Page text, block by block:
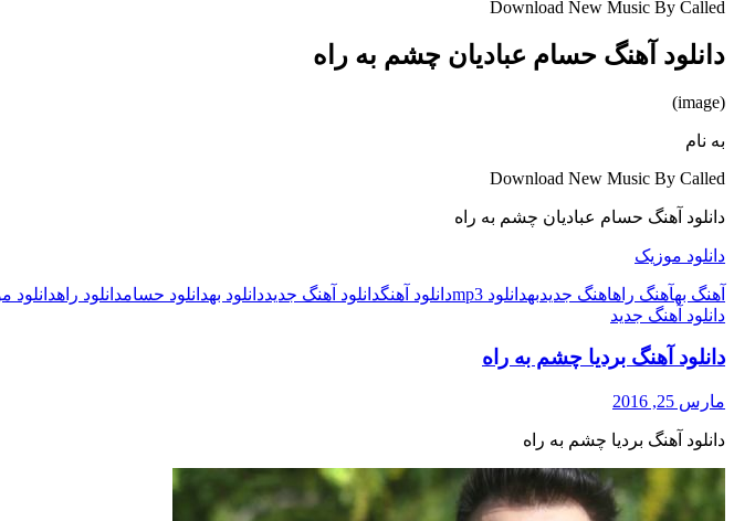
Download New Music By Called
دانلود آهنگ حسام عبادیان چشم به راه
(image)
به نام
Download New Music By Called
دانلود آهنگ حسام عبادیان چشم به راه
دانلود موزیک
آهنگ بهآهنگ راهاهنگ جدیدبهدانلود mp3 دانلود آهنگدانلود آهنگ جدیددانلود بهدانلود حسامدانلود راهدانلود
دانلود آهنگ جدید
دانلود آهنگ بردیا چشم به راه
مارس 25, 2016
دانلود آهنگ بردیا چشم به راه